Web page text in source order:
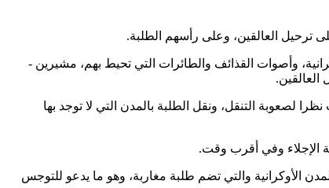
ترحيل العالقين، وعلى رأسهم الطلبة.
وأصوات القذائف والطائرات التي تحيط بهم، مشيرين -
العالقين.
لصعوبة التنقل، ونقل الطلبة بالمدن التي لا توجد بها
الإجلاء وفي أقرب وقت.
الأوكرانية والتي تضم طلبة مغاربة، وهو ما يدعو للتوجس